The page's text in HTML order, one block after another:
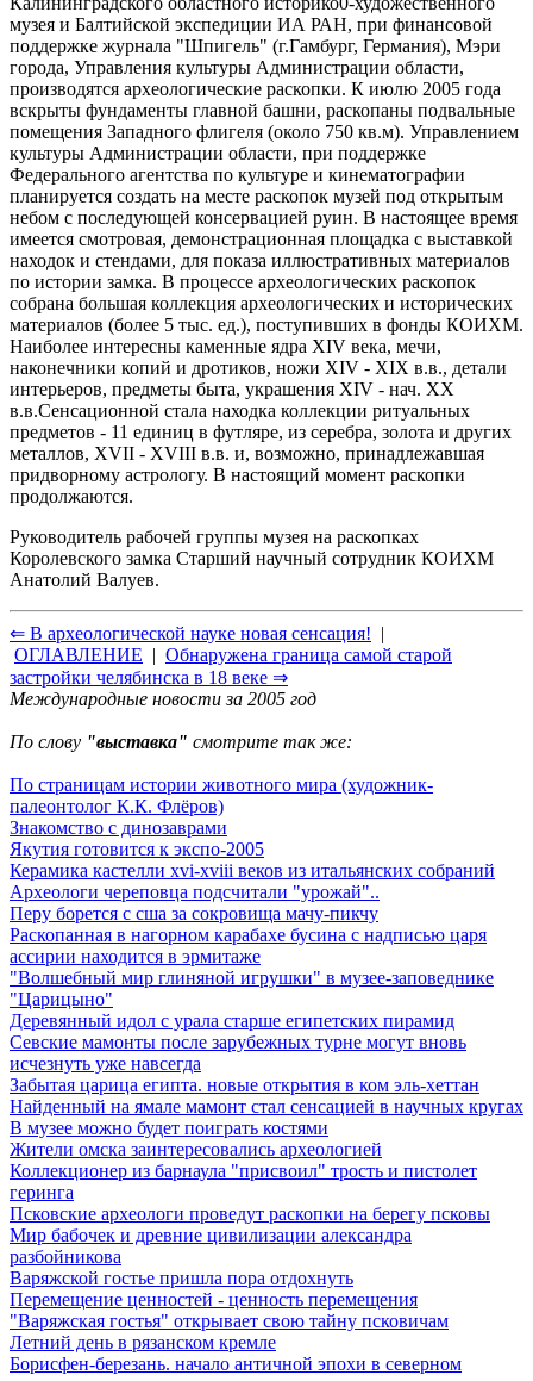
музея и Балтийской экспедиции ИА РАН, при финансовой
поддержке журнала "Шпигель" (г.Гамбург, Германия), Мэри
города, Управления культуры Администрации области,
производятся археологические раскопки. К июлю 2005 года
вскрыты фундаменты главной башни, раскопаны подвальные
помещения Западного флигеля (около 750 кв.м). Управлением
культуры Администрации области, при поддержке
Федерального агентства по культуре и кинематографии
планируется создать на месте раскопок музей под открытым
небом с последующей консервацией руин. В настоящее время
имеется смотровая, демонстрационная площадка с выставкой
находок и стендами, для показа иллюстративных материалов
по истории замка. В процессе археологических раскопок
собрана большая коллекция археологических и исторических
материалов (более 5 тыс. ед.), поступивших в фонды КОИХМ.
Наиболее интересны каменные ядра XIV века, мечи,
наконечники копий и дротиков, ножи XIV - XIX в.в., детали
интерьеров, предметы быта, украшения XIV - нач. XX
в.в.Сенсационной стала находка коллекции ритуальных
предметов - 11 единиц в футляре, из серебра, золота и других
металлов, XVII - XVIII в.в. и, возможно, принадлежавшая
придворному астрологу. В настоящий момент раскопки
продолжаются.
Руководитель рабочей группы музея на раскопках
Королевского замка Старший научный сотрудник КОИХМ
Анатолий Валуев.
⇐ В археологической науке новая сенсация! |
ОГЛАВЛЕНИЕ | Обнаружена граница самой старой
застройки челябинска в 18 веке ⇒
Международные новости за 2005 год
По слову "выставка" смотрите так же:
По страницам истории животного мира (художник-
палеонтолог К.К. Флёров)
Знакомство с динозаврами
Якутия готовится к экспо-2005
Керамика кастелли xvi-xviii веков из итальянских собраний
Археологи череповца подсчитали "урожай"..
Перу борется с сша за сокровища мачу-пикчу
Раскопанная в нагорном карабахе бусина с надписью царя
ассирии находится в эрмитаже
"Волшебный мир глиняной игрушки" в музее-заповеднике
"Царицыно"
Деревянный идол с урала старше египетских пирамид
Севские мамонты после зарубежных турне могут вновь
исчезнуть уже навсегда
Забытая царица египта. новые открытия в ком эль-хеттан
Найденный на ямале мамонт стал сенсацией в научных кругах
В музее можно будет поиграть костями
Жители омска заинтересовались археологией
Коллекционер из барнаула "присвоил" трость и пистолет
геринга
Псковские археологи проведут раскопки на берегу псковы
Мир бабочек и древние цивилизации александра
разбойникова
Варяжской гостье пришла пора отдохнуть
Перемещение ценностей - ценность перемещения
"Варяжская гостья" открывает свою тайну псковичам
Летний день в рязанском кремле
Борисфен-березань. начало античной эпохи в северном